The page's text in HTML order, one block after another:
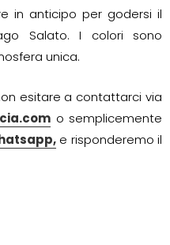
in anticipo per godersi il
Salato. I colori sono
unica.
esitare a contattarci via
o semplicemente
e risponderemo il